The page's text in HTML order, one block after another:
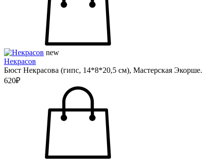
new
Некрасов
Бюст Некрасова (гипс, 14*8*20,5 см), Мастерская Экорше.
620₽